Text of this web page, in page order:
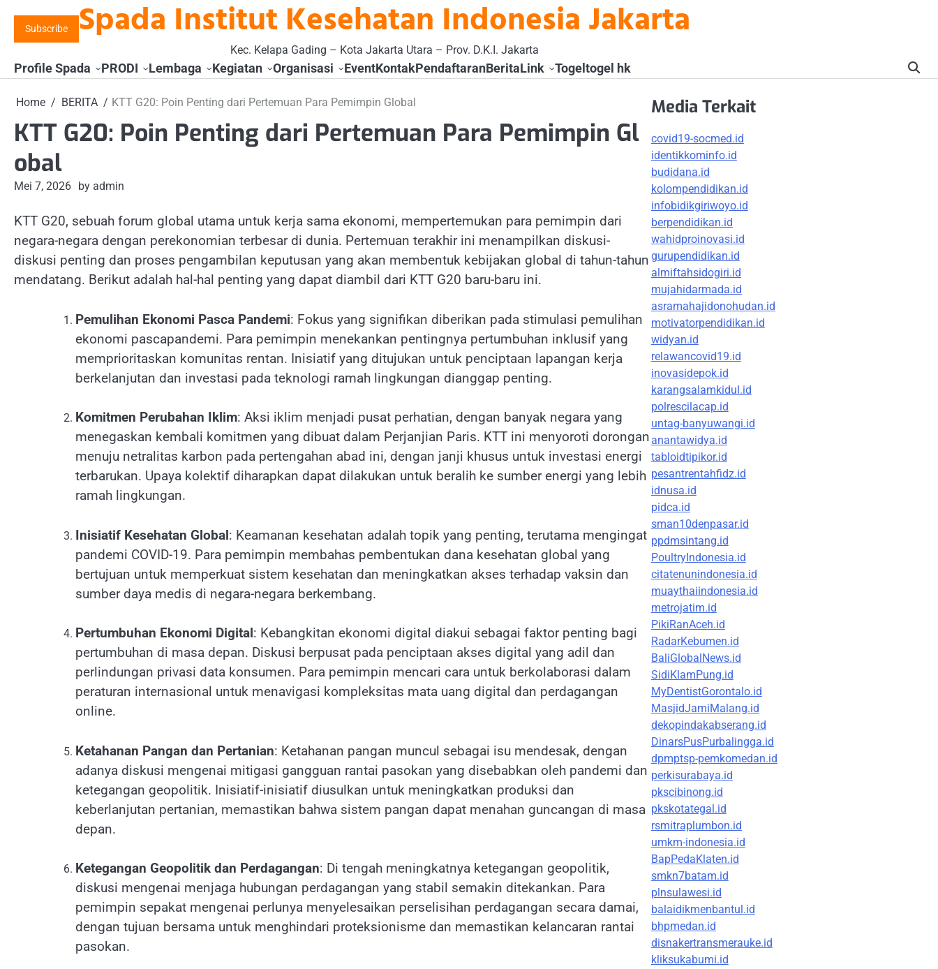
content
Subscribe Spada Institut Kesehatan Indonesia Jakarta
Kec. Kelapa Gading – Kota Jakarta Utara – Prov. D.K.I. Jakarta
Profile Spada PRODI Lembaga Kegiatan Organisasi EventKontakPendaftaranBeritaLink Togeltogel hk
Home BERITA KTT G20: Poin Penting dari Pertemuan Para Pemimpin Global
KTT G20: Poin Penting dari Pertemuan Para Pemimpin Gl
obal
Mei 7, 2026 by admin
KTT G20, sebuah forum global utama untuk kerja sama ekonomi, mempertemukan para pemimpin dari
negara-negara dengan perekonomian terbesar di dunia. Pertemuan terakhir ini menampilkan diskusi-
diskusi penting dan proses pengambilan keputusan yang akan membentuk kebijakan global di tahun-tahun
mendatang. Berikut adalah hal-hal penting yang dapat diambil dari KTT G20 baru-baru ini.
Pemulihan Ekonomi Pasca Pandemi: Fokus yang signifikan diberikan pada stimulasi pemulihan
ekonomi pascapandemi. Para pemimpin menekankan pentingnya pertumbuhan inklusif yang
memprioritaskan komunitas rentan. Inisiatif yang ditujukan untuk penciptaan lapangan kerja
berkelanjutan dan investasi pada teknologi ramah lingkungan dianggap penting.
Komitmen Perubahan Iklim: Aksi iklim menjadi pusat perhatian, dengan banyak negara yang
menegaskan kembali komitmen yang dibuat dalam Perjanjian Paris. KTT ini menyoroti dorongan
menuju netralitas karbon pada pertengahan abad ini, dengan janji khusus untuk investasi energi
terbarukan. Upaya kolektif diharapkan dapat dilakukan untuk beralih ke sumber energi yang lebih
ramah lingkungan.
Inisiatif Kesehatan Global: Keamanan kesehatan adalah topik yang penting, terutama mengingat
pandemi COVID-19. Para pemimpin membahas pembentukan dana kesehatan global yang
bertujuan untuk memperkuat sistem kesehatan dan meningkatkan akses terhadap vaksin dan
sumber daya medis di negara-negara berkembang.
Pertumbuhan Ekonomi Digital: Kebangkitan ekonomi digital diakui sebagai faktor penting bagi
pertumbuhan di masa depan. Diskusi berpusat pada penciptaan akses digital yang adil dan
perlindungan privasi data konsumen. Para pemimpin mencari cara untuk berkolaborasi dalam
peraturan internasional untuk menavigasi kompleksitas mata uang digital dan perdagangan
online.
Ketahanan Pangan dan Pertanian: Ketahanan pangan muncul sebagai isu mendesak, dengan
adanya diskusi mengenai mitigasi gangguan rantai pasokan yang disebabkan oleh pandemi dan
ketegangan geopolitik. Inisiatif-inisiatif diusulkan untuk meningkatkan produksi dan
keberlanjutan pertanian, memastikan bahwa sistem pangan dapat menahan guncangan di masa
depan.
Ketegangan Geopolitik dan Perdagangan: Di tengah meningkatnya ketegangan geopolitik,
diskusi mengenai menjaga hubungan perdagangan yang stabil semakin ditekankan. Para
pemimpin sepakat mengenai perlunya menyelesaikan perselisihan perdagangan secara damai,
dengan tujuan bersama untuk menghindari proteksionisme dan memastikan kelancaran rantai
pasokan.
Media Terkait
covid19-socmed.id
identikkominfo.id
budidana.id
kolompendidikan.id
infobidikgiriwoyo.id
berpendidikan.id
wahidproinovasi.id
gurupendidikan.id
almiftahsidogiri.id
mujahidarmada.id
asramahajidonohudan.id
motivatorpendidikan.id
widyan.id
relawancovid19.id
inovasidepok.id
karangsalamkidul.id
polrescilacap.id
untag-banyuwangi.id
anantawidya.id
tabloidtipikor.id
pesantrentahfidz.id
idnusa.id
pidca.id
sman10denpasar.id
ppdmsintang.id
PoultryIndonesia.id
citatenunindonesia.id
muaythaiindonesia.id
metrojatim.id
PikiRanAceh.id
RadarKebumen.id
BaliGlobalNews.id
SidiKlamPung.id
MyDentistGorontalo.id
MasjidJamiMalang.id
dekopindakabserang.id
DinarsPusPurbalingga.id
dpmptsp-pemkomedan.id
perkisurabaya.id
pkscibinong.id
pkskotategal.id
rsmitraplumbon.id
umkm-indonesia.id
BapPedaKlaten.id
smkn7batam.id
plnsulawesi.id
balaidikmenbantul.id
bhpmedan.id
disnakertransmerauke.id
kliksukabumi.id